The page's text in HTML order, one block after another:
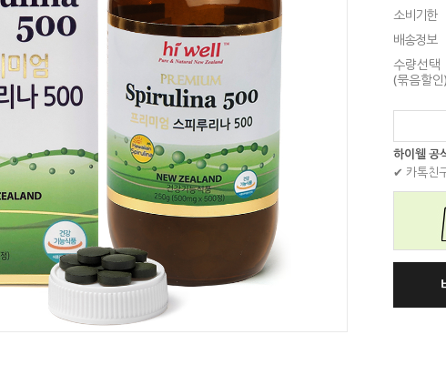
소비기한
배송정보
수량선택
(묶음할인)
하이웰 공
✔ 카톡친